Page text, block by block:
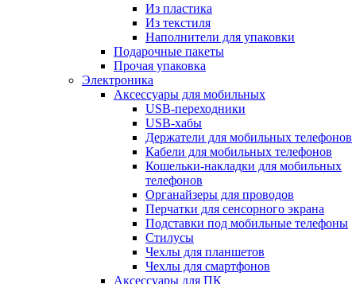
Из пластика
Из текстиля
Наполнители для упаковки
Подарочные пакеты
Прочая упаковка
Электроника
Аксессуары для мобильных
USB-переходники
USB-хабы
Держатели для мобильных телефонов
Кабели для мобильных телефонов
Кошельки-накладки для мобильных
телефонов
Органайзеры для проводов
Перчатки для сенсорного экрана
Подставки под мобильные телефоны
Стилусы
Чехлы для планшетов
Чехлы для смартфонов
Аксессуары для ПК